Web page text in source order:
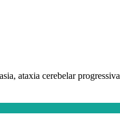
ataxia cerebelar progressiva